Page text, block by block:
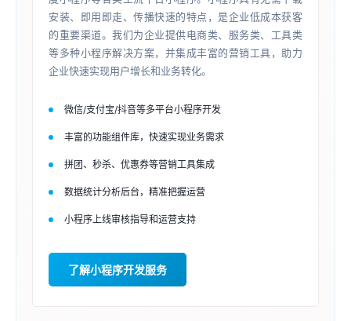
安装、即用即走、传播快速的特点，是企业低成本获客
的重要渠道。我们为企业提供电商类、服务类、工具类
等多种小程序解决方案，并集成丰富的营销工具，助力
企业快速实现用户增长和业务转化。
微信/支付宝/抖音等多平台小程序开发
丰富的功能组件库，快速实现业务需求
拼团、秒杀、优惠券等营销工具集成
数据统计分析后台，精准把握运营
小程序上线审核指导和运营支持
了解小程序开发服务